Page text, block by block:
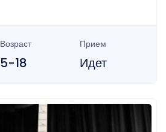
Возраст
5-18
Прием
Идет